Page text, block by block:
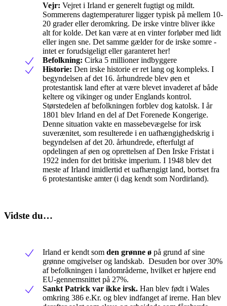
Vejr: Vejret i Irland er generelt fugtigt og mildt.
Sommerens dagtemperaturer ligger typisk på mellem 10-
20 grader eller deromkring. De irske vintre bliver ikke
alt for kolde. Det kan være at en vinter forløber med lidt
eller ingen sne. Det samme gælder for de irske somre -
intet er forudsigeligt eller garanteret her!
Befolkning: Cirka 5 millioner indbyggere
Historie: Den irske historie er ret lang og kompleks. I
begyndelsen af det 16. århundrede blev øen et
protestantisk land efter at være blevet invaderet af både
keltere og vikinger og under Englands kontrol.
Størstedelen af befolkningen forblev dog katolsk. I år
1801 blev Irland en del af Det Forenede Kongerige.
Denne situation vakte en massebevægelse for irsk
suverænitet, som resulterede i en uafhængighedskrig i
begyndelsen af det 20. århundrede, efterfulgt af
opdelingen af øen og oprettelsen af Den Irske Fristat i
1922 inden for det britiske imperium. I 1948 blev det
meste af Irland imidlertid et uafhængigt land, bortset fra
6 protestantiske amter (i dag kendt som Nordirland).
Vidste du…
Irland er kendt som den grønne ø på grund af sine
grønne omgivelser og landskab. Desuden bor over 30%
af befolkningen i landområderne, hvilket er højere end
EU-gennemsnittet på 27%.
Sankt Patrick var ikke irsk. Han blev født i Wales
omkring 386 e.Kr. og blev indfanget af irerne. Han blev